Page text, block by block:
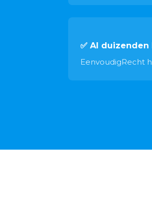
✅ Al
EenvoudigRecht